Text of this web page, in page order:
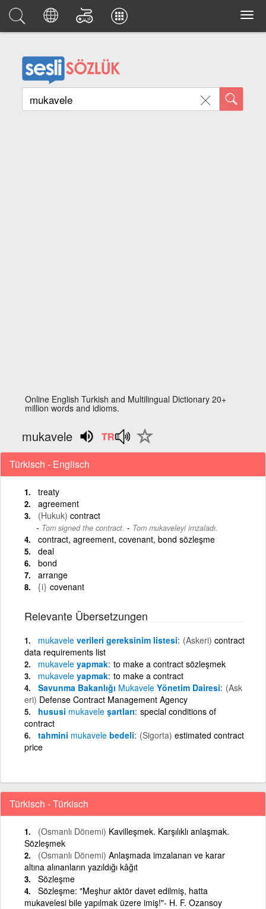
Online English Turkish and Multilingual Dictionary 20+
million words and idioms.
mukavele
Türkisch - Englisch
treaty
agreement
(Hukuk) contract
Tom signed the contract. - Tom mukaveleyi imzaladı.
contract, agreement, covenant, bond sözleşme
deal
bond
arrange
{i} covenant
Relevante Übersetzungen
mukavele verileri gereksinim listesi (Askeri) contract
data requirements list
mukavele yapmak to make a contract sözleşmek
mukavele yapmak to make a contract
Savunma Bakanlığı Mukavele Yönetim Dairesi (Ask
eri) Defense Contract Management Agency
hususi mukavele şartları special conditions of
contract
tahmini mukavele bedeli (Sigorta) estimated contract
price
Türkisch - Türkisch
(Osmanlı Dönemi) Kavilleşmek. Karşılıklı anlaşmak.
Sözleşmek
(Osmanlı Dönemi) Anlaşmada imzalanan ve karar
altına alınanların yazıldığı kâğıt
Sözleşme
Sözleşme: "Meşhur aktör davet edilmiş, hatta
mukavelesi bile yapılmak üzere imiş!"- H. F. Ozansoy